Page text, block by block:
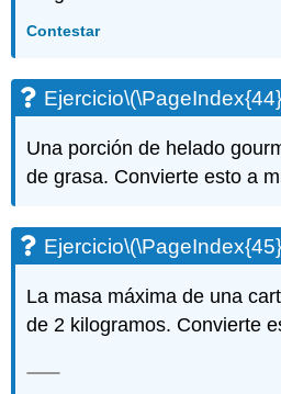
Contestar
Ejercicio
Una porción de helado
de grasa. Convierte esto a
Ejercicio
La masa máxima de una
de 2 kilogramos. Convierte